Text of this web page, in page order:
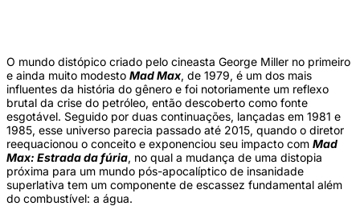
O mundo distópico criado pelo cineasta George Miller no primeiro
e ainda muito modesto Mad Max, de 1979, é um dos mais
influentes da história do gênero e foi notoriamente um reflexo
brutal da crise do petróleo, então descoberto como fonte
esgotável. Seguido por duas continuações, lançadas em 1981 e
1985, esse universo parecia passado até 2015, quando o diretor
reequacionou o conceito e exponenciou seu impacto com Mad
Max: Estrada da fúria, no qual a mudança de uma distopia
próxima para um mundo pós-apocalíptico de insanidade
superlativa tem um componente de escassez fundamental além
do combustível: a água.